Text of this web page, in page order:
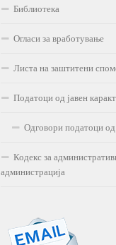
Библиотека
Огласи за вработување
Листа на заштитени
Податоци од јавен
Одговори податоци од
Кодекс за
администрација